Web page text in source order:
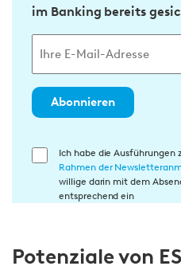
im Banking bereits
Abonnieren
E
l
Ich habe die Ausführungen
Rahmen der
willige darin mit dem
entsprechend ein
Potenziale von